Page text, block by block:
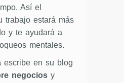
Así el
trabajo estará más
y te ayudará a
mentales.
escribe en su blog
negocios y